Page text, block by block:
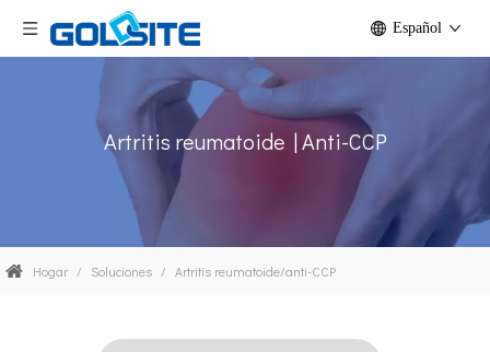
Español
Artritis reumatoide | Anti-CCP
Hogar / Soluciones / Artritis reumatoide/anti-CCP